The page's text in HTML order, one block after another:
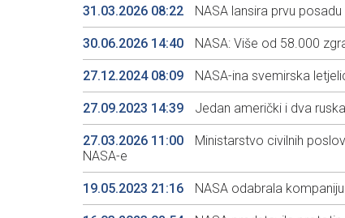
31.03.2026 08:22 NASA lansira prvu
30.06.2026 14:40 NASA: Više od 58.000
27.12.2024 08:09 NASA-ina svemirska
27.09.2023 14:39 Jedan američki i dva
27.03.2026 11:00
Ministarstvo civilnih
NASA-e
19.05.2023 21:16 NASA odabrala